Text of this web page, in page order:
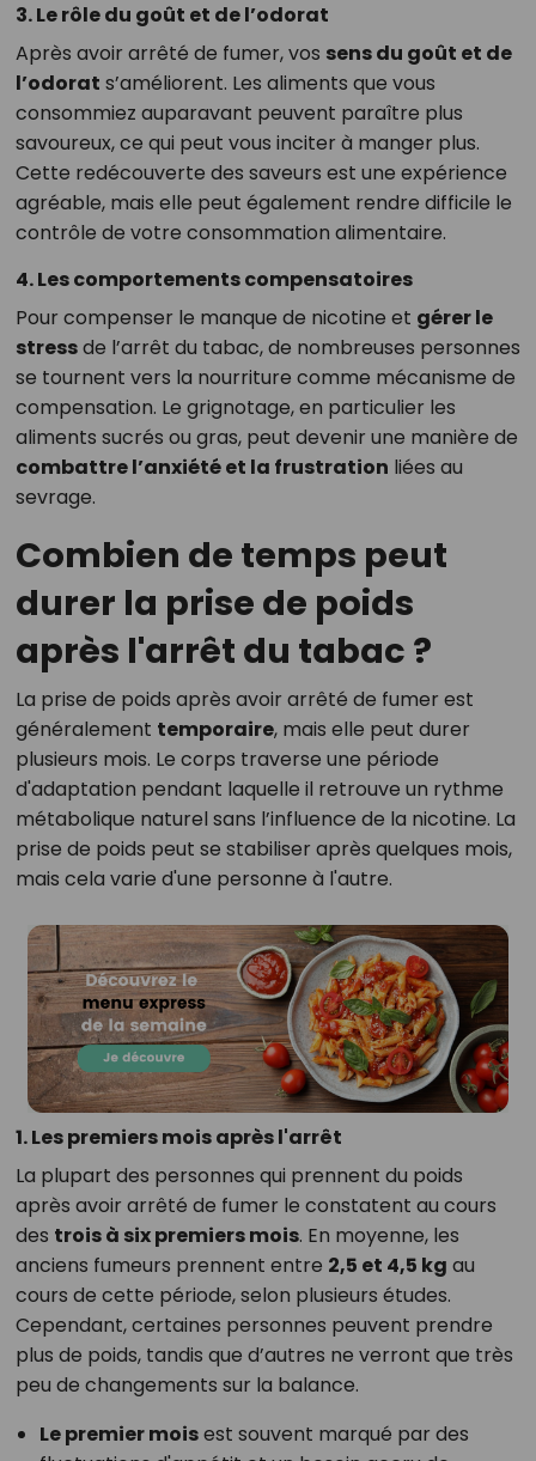
3. Le rôle du goût et de l’odorat
Après avoir arrêté de fumer, vos sens du goût et de
l’odorat s’améliorent. Les aliments que vous
consommiez auparavant peuvent paraître plus
savoureux, ce qui peut vous inciter à manger plus.
Cette redécouverte des saveurs est une expérience
agréable, mais elle peut également rendre difficile le
contrôle de votre consommation alimentaire.
4. Les comportements compensatoires
Pour compenser le manque de nicotine et gérer le
stressde l’arrêt du tabac, de nombreuses personnes
se tournent vers la nourriture comme mécanisme de
compensation. Le grignotage, en particulier les
aliments sucrés ou gras, peut devenir une manière de
combattre l’anxiété et la frustration liées au
sevrage.
Combien de temps peut
durer la prise de poids
après l'arrêt du tabac ?
La prise de poids après avoir arrêté de fumer est
généralement temporaire, mais elle peut durer
plusieurs mois. Le corps traverse une période
d'adaptation pendant laquelle il retrouve un rythme
métabolique naturel sans l’influence de la nicotine. La
prise de poids peut se stabiliser après quelques mois,
mais cela varie d'une personne à l'autre.
1. Les premiers mois après l'arrêt
La plupart des personnes qui prennent du poids
après avoir arrêté de fumer le constatent au cours
des trois à six premiers mois. En moyenne, les
anciens fumeurs prennent entre 2,5 et 4,5 kg au
cours de cette période, selon plusieurs études.
Cependant, certaines personnes peuvent prendre
plus de poids, tandis que d’autres ne verront que très
peu de changements sur la balance.
Le premier moisest souvent marqué par des